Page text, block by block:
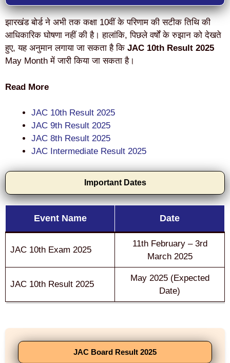
झारखंड बोर्ड ने अभी तक कक्षा 10वीं के परिणाम की सटीक तिथि की
आधिकारिक घोषणा नहीं की है। हालांकि, पिछले वर्षों के रुझान को देखते
हुए, यह अनुमान लगाया जा सकता है कि JAC 10th Result 2025
May Month में जारी किया जा सकता है।
Read More
JAC 10th Result 2025
JAC 9th Result 2025
JAC 8th Result 2025
JAC Intermediate Result 2025
Important Dates
Event Name Date
JAC 10th Exam 2025
11th February – 3rd
March 2025
JAC 10th Result 2025
May 2025 (Expected
Date)
JAC Board Result 2025